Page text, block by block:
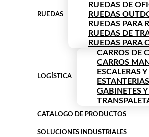
RUEDAS
RUEDAS DE
RUEDAS
RUEDAS PARA
RUEDAS DE
RUEDAS PARA
LOGÍSTICA
CARROS DE
CARROS
ESCALERAS
GABINETES
CATALOGO DE PRODUCTOS
SOLUCIONES INDUSTRIALES